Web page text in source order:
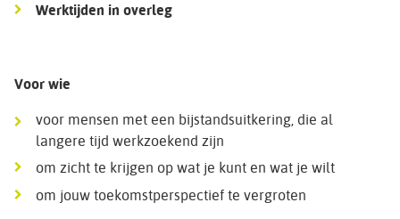
Werktijden in overleg
Voor wie
voor mensen met een bijstandsuitkering, die al
langere tijd werkzoekend zijn
om zicht te krijgen op wat je kunt en wat je wilt
om jouw toekomstperspectief te vergroten